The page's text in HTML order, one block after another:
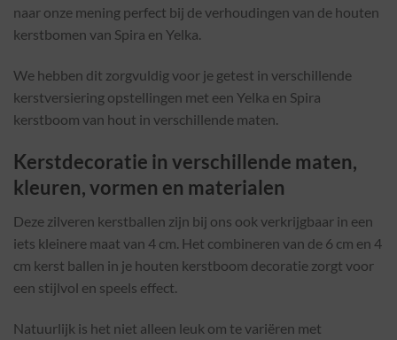
naar onze mening perfect bij de verhoudingen van de houten
kerstbomen van Spira en Yelka.
We hebben dit zorgvuldig voor je getest in verschillende
kerstversiering opstellingen met een Yelka en Spira
kerstboom van hout in verschillende maten.
Kerstdecoratie in verschillende maten,
kleuren, vormen en materialen
Deze zilveren kerstballen zijn bij ons ook verkrijgbaar in een
iets kleinere maat van 4 cm. Het combineren van de 6 cm en 4
cm kerst ballen in je houten kerstboom decoratie zorgt voor
een stijlvol en speels effect.
Natuurlijk is het niet alleen leuk om te variëren met